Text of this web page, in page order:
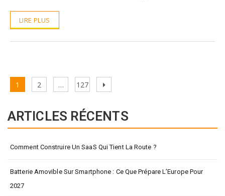
LIRE PLUS
Pagination
publications
Page
1 Page
2 … Page
127
Next
ARTICLES RÉCENTS
Comment Construire Un SaaS Qui Tient La Route ?
Batterie Amovible Sur Smartphone : Ce Que Prépare L’Europe Pour
2027